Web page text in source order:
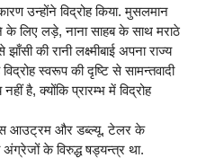
उन्होंने विद्रोह किया. मुसलमान
के लिए लड़े, नाना साहब के साथ मराठे
की रानी लक्ष्मीबाई अपना राज्य
स्वरूप की दृष्टि से सामन्तवादी
है, क्योंकि प्रारम्भ में विद्रोह
आउट्रम और डब्ल्यू. टेलर के
अंग्रेजों के विरुद्ध षड्यन्त्र था.